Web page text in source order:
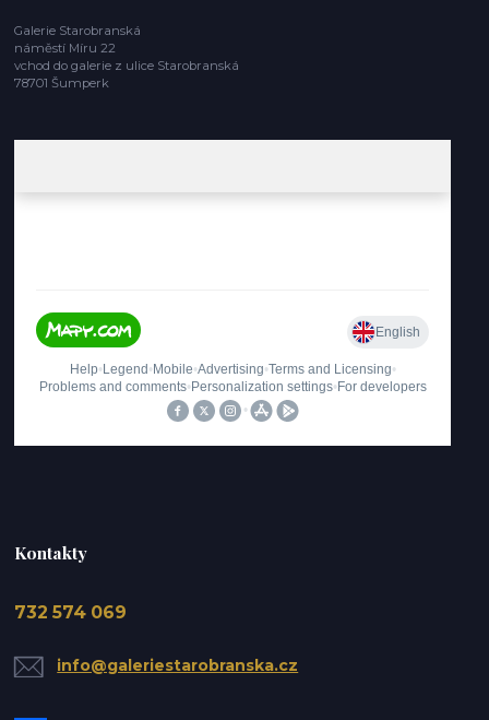
Galerie Starobranská
náměstí Míru 22
vchod do galerie z ulice Starobranská
78701 Šumperk
Kontakty
732 574 069
info@galeriestarobranska.cz